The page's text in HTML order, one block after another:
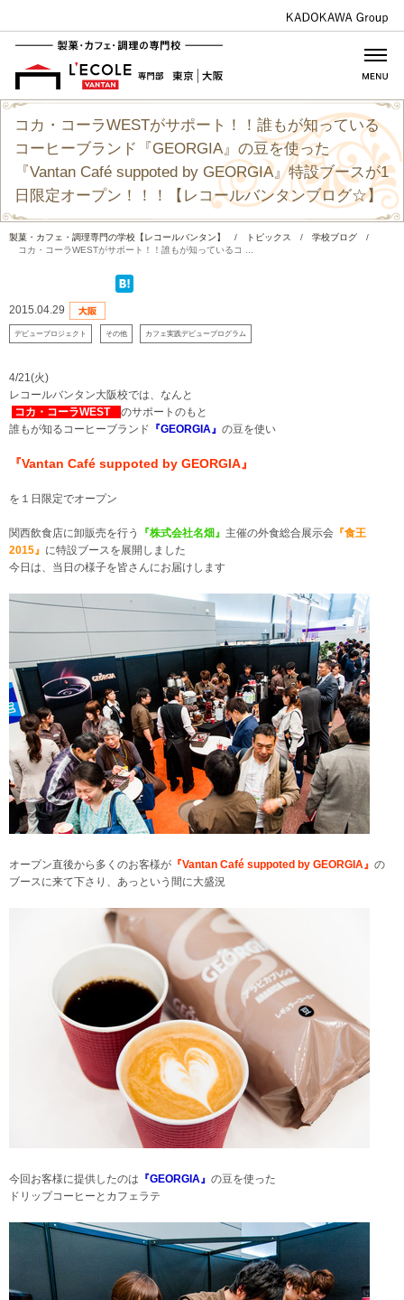
コカ・コーラWESTがサポート！！誰もが知っている
コーヒーブランド『GEORGIA』の豆を使った
『Vantan Café suppoted by GEORGIA』特設ブースが1
日限定オープン！！！【レコールバンタンブログ☆】
製菓・カフェ・調理専門の学校【レコールバンタン】 / トピックス / 学校ブログ
/
コカ・コーラWESTがサポート！！誰もが知っているコ ...
2015.04.29
デビュープロジェクト その他 カフェ実践デビュープログラム
4/21(火)
レコールバンタン大阪校では、 なんと
コカ・コーラWEST のサポートのもと
誰もが知るコーヒーブランド 『GEORGIA』 の豆を使い
『Vantan Café suppoted by GEORGIA』
を１日限定でオープン
関西飲食店に卸販売を行う 『株式会社名畑』 主催の外食総合展示会 『食王
2015』 に特設ブースを展開しました
今日は、当日の様子を皆さんにお届けします
オープン直後から多くのお客様が 『Vantan Café suppoted by GEORGIA』 の
ブースに来て下さり、あっという間に大盛況
今回お客様に提供したのは 『GEORGIA』 の豆を使った
ドリップコーヒーとカフェラテ